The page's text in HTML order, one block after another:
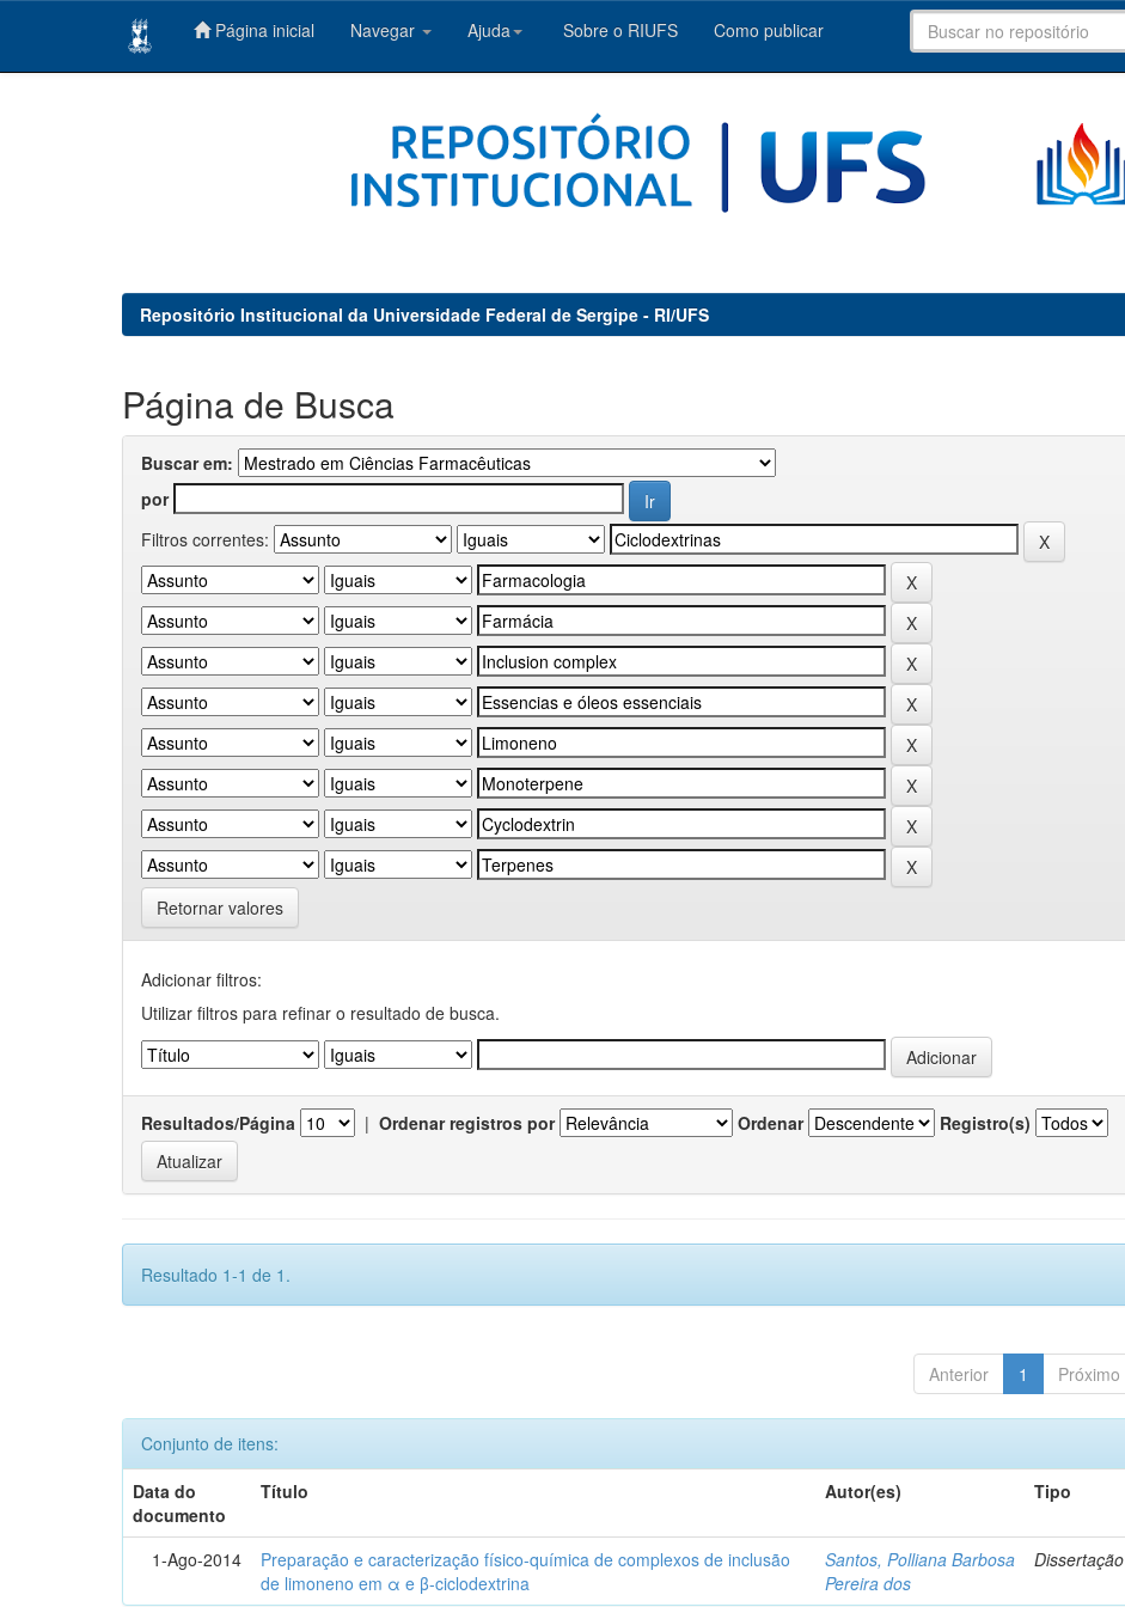
Página inicial Navegar Ajuda Sobre o RIUFS Como publicar
Repositório Institucional da Universidade Federal de Sergipe - RI/UFS
Página de Busca
Buscar em:
por
Filtros correntes:
Retornar valores
Adicionar filtros:
Utilizar filtros para refinar o resultado de busca.
Resultados/Página | Ordenar registros por Ordenar Registro(s)
Resultado 1-1 de 1.
Anterior 1 Próximo
Conjunto de itens:
Data do
documento
Título Autor(es) Tipo
1-Ago-2014
Preparação e caracterização físico-química de complexos de inclusão
de limoneno em α e β-ciclodextrina
Santos, Polliana Barbosa
Pereira dos
Dissertação